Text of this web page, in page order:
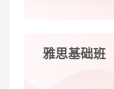
雅思基础班